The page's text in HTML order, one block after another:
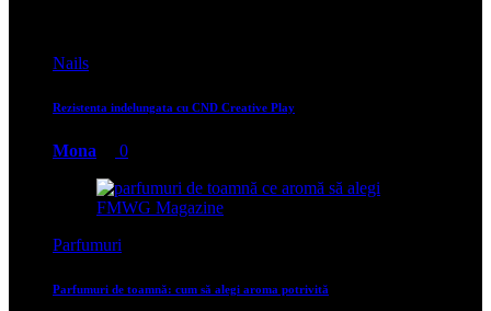
Nails
Rezistenta indelungata cu CND Creative Play
Mona 0
Parfumuri
Parfumuri de toamnă: cum să alegi aroma potrivită